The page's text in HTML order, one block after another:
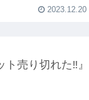
2023.12.20
売り切れた‼』